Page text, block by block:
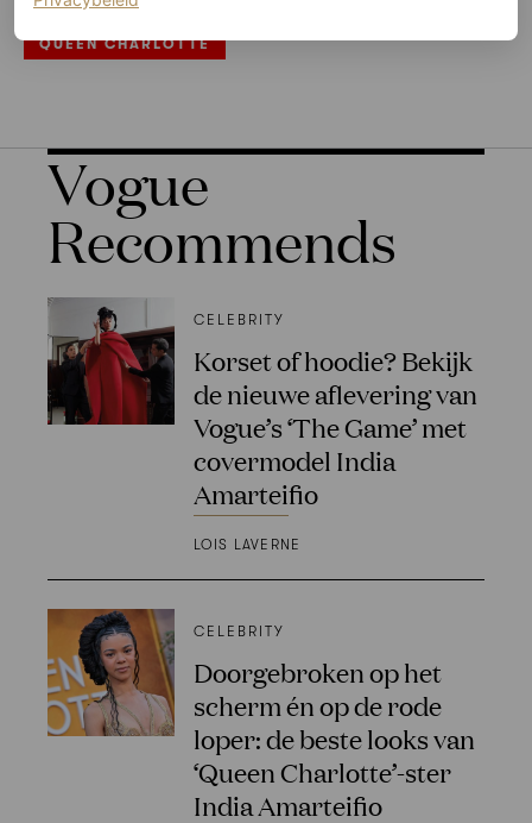
QUEEN CHARLOTTE
Vogue
Recommends
CELEBRITY
Korset of hoodie? Bekijk
de nieuwe aflevering van
Vogue’s ‘The Game’ met
covermodel India
Amarteifio
LOIS LAVERNE
CELEBRITY
Doorgebroken op het
scherm én op de rode
loper: de beste looks van
‘Queen Charlotte’-ster
India Amarteifio